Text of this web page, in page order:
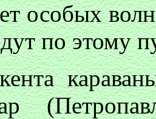
особых
по этому